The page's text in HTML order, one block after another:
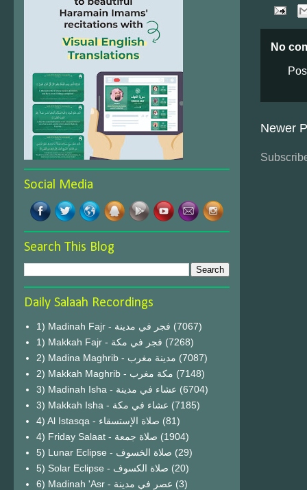
No
Newer
Social Media
Search This Blog
Daily Salaah Recordings
1) Madinah Fajr - فجر في مدينة (7067)
1) Makkah Fajr - فجر في مكة (7268)
2) Madina Maghrib - مدينة مغرب (7087)
2) Makkah Maghrib - مكة مغرب (7148)
3) Madinah Isha - عشاء في مدينة (6704)
3) Makkah Isha - عشاء في مكة (7185)
4) Al Istasqa - صلاة الإستسقاء (81)
4) Friday Salaat - صلاة جمعة (1904)
5) Lunar Eclipse - صلاة الخسوف (29)
(20)
6) Madinah 'Asr - عصر في مدينة (3)